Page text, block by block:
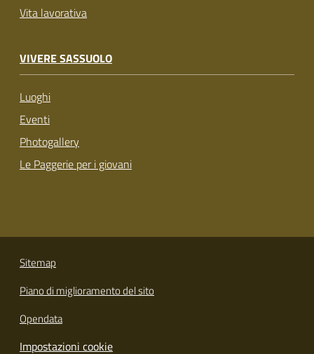
Vita lavorativa
VIVERE SASSUOLO
Luoghi
Eventi
Photogallery
Le Paggerie per i giovani
Sitemap
Piano di miglioramento del sito
Opendata
Impostazioni cookie